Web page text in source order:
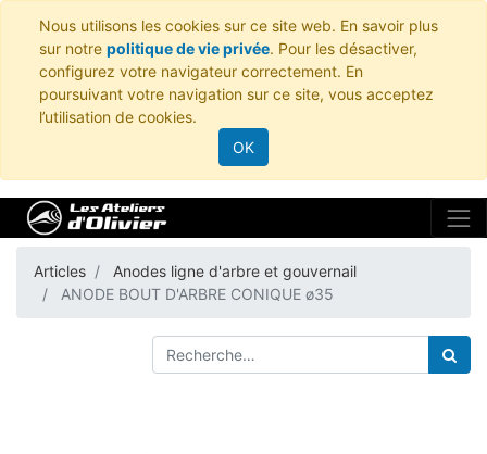
Nous utilisons les cookies sur ce site web. En savoir plus
sur notre politique de vie privée. Pour les désactiver,
configurez votre navigateur correctement. En
poursuivant votre navigation sur ce site, vous acceptez
l’utilisation de cookies.
OK
Articles
Anodes ligne d'arbre et gouvernail
ANODE BOUT D'ARBRE CONIQUE ø35